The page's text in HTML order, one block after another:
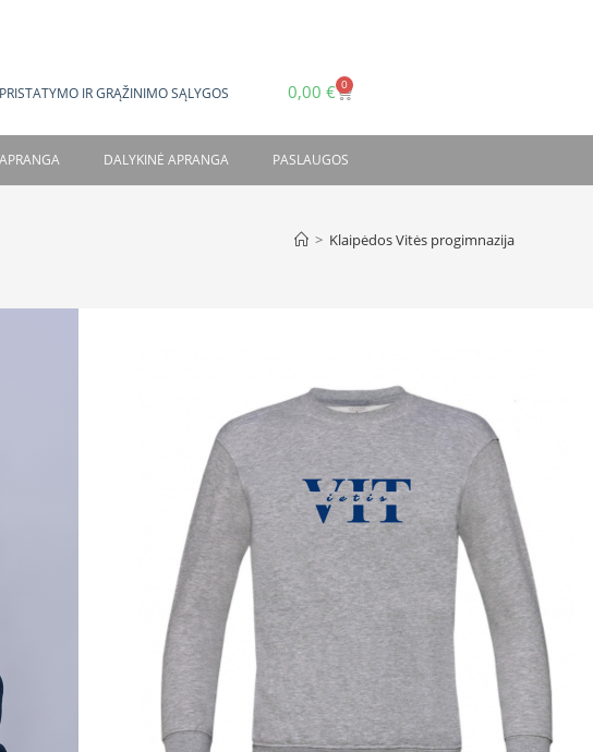
PRISTATYMO IR GRĄŽINIMO SĄLYGOS 0,00 € 0
DALYKINĖ APRANGA PASLAUGOS
> Klaipėdos Vitės progimnazija